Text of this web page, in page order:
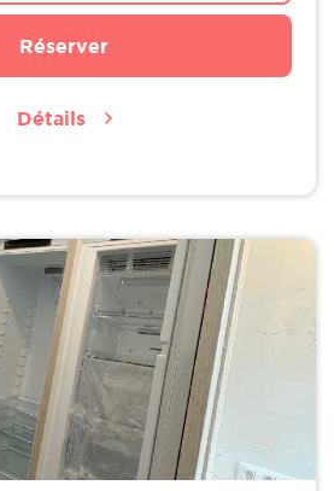
Réserver
Détails